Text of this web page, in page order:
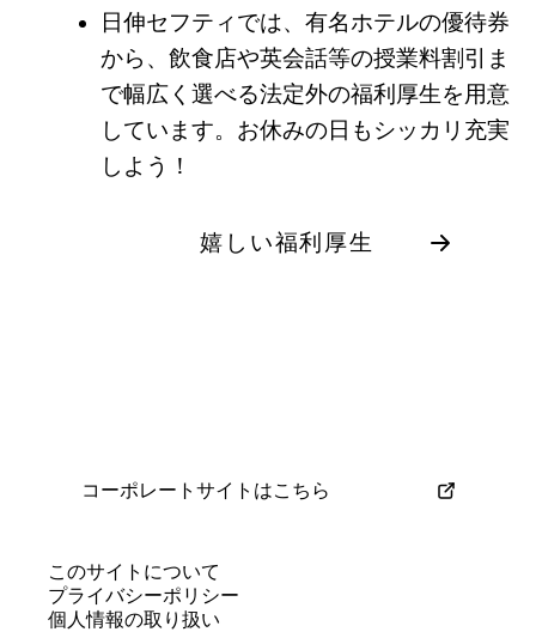
日伸セフティでは、有名ホテルの優待券
から、飲食店や英会話等の授業料割引ま
で幅広く選べる法定外の福利厚生を用意
しています。お休みの日もシッカリ充実
しよう！
嬉しい福利厚生
コーポレートサイトはこちら
このサイトについて
プライバシーポリシー
個人情報の取り扱い